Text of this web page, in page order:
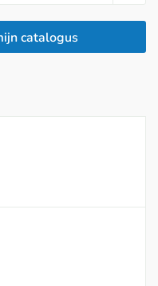
catalogus